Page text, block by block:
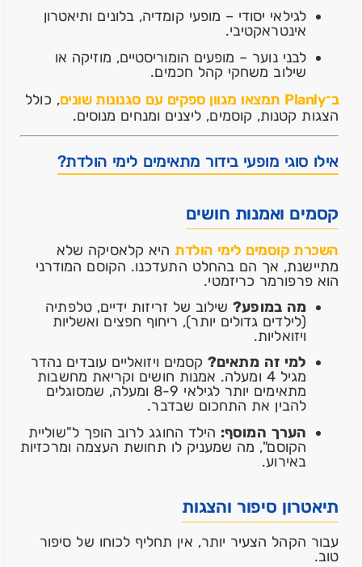
לגילאי יסודי – מופעי קומדיה, בלונים ותיאטרון
אינטראקטיבי.
לבני נוער – מופעים הומוריסטיים, מוזיקה או
שילוב משחקי קהל חכמים.
ב־Planly תמצאו מגוון ספקים עם סגנונות שונים
, כולל
הצגות קטנות, קוסמים, ליצנים ומנחים מנוסים.
אילו סוגי מופעי בידור מתאימים לימי הולדת?
קסמים ואמנות חושים
השכרת קוסמים לימי הולדתהיא קלאסיקה שלא
מתיישנת, אך הם בהחלט התעדכנו. הקוסם המודרני
הוא פרפורמר כריזמטי.
מה במופע?שילוב של זריזות ידיים, טלפתיה
(לילדים גדולים יותר), ריחוף חפצים ואשליות
ויזואליות.
למי זה מתאים?קסמים ויזואליים עובדים נהדר
מגיל 4 ומעלה. אמנות חושים וקריאת מחשבות
מתאימים יותר לגילאי 8-9 ומעלה, שמסוגלים
להבין את התחכום שבדבר.
הערך המוסף: הילד החוגג לרוב הופך ל"שוליית
הקוסם", מה שמעניק לו תחושת העצמה ומרכזיות
באירוע.
תיאטרון סיפור והצגות
עבור הקהל הצעיר יותר, אין תחליף לכוחו של סיפור
טוב.